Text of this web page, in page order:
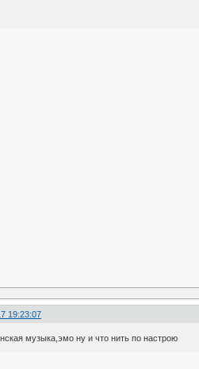
19:23:07
музыка,эмо ну и что нить по настрою